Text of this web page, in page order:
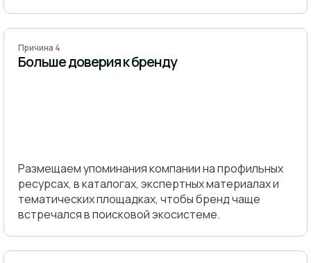
Причина 4
Больше доверия к бренду
Размещаем упоминания компании на профильных
ресурсах, в каталогах, экспертных материалах и
тематических площадках, чтобы бренд чаще
встречался в поисковой экосистеме.